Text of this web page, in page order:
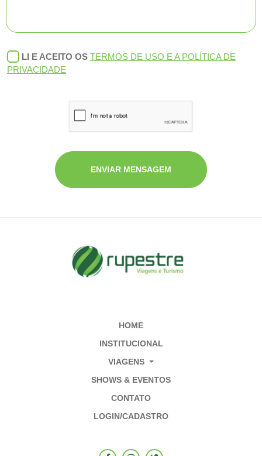
LI E ACEITO OS TERMOS DE USO E A POLÍTICA DE
PRIVACIDADE
ENVIAR MENSAGEM
HOME
INSTITUCIONAL
VIAGENS
SHOWS & EVENTOS
CONTATO
LOGIN/CADASTRO